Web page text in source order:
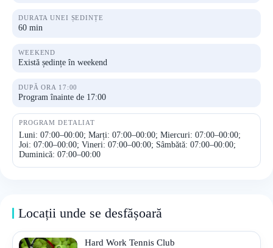
DURATA UNEI ȘEDINȚE
60 min
WEEKEND
Există ședințe în weekend
DUPĂ ORA 17:00
Program înainte de 17:00
PROGRAM DETALIAT
Luni: 07:00–00:00; Marți: 07:00–00:00; Miercuri: 07:00–00:00;
Joi: 07:00–00:00; Vineri: 07:00–00:00; Sâmbătă: 07:00–00:00;
Duminică: 07:00–00:00
Locații unde se desfășoară
Hard Work Tennis Club